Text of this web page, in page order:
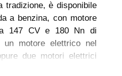
tradizione, è disponibile
a benzina, con motore
147 CV e 180 Nn di
un motore elettrico nel
due motori elettrici